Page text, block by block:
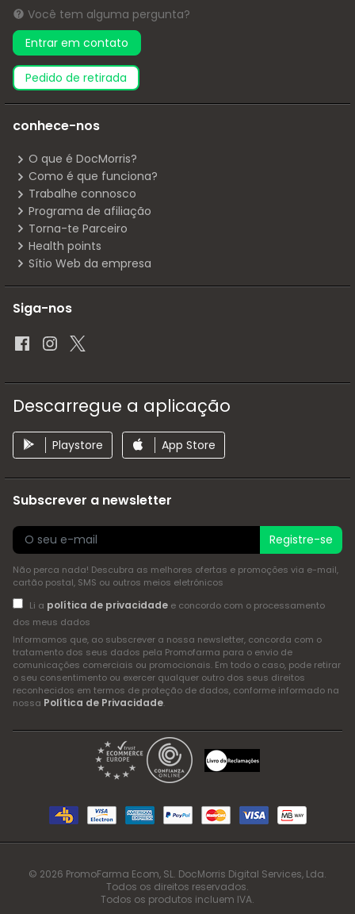
Você tem alguma pergunta?
Entrar em contato
pedido de retirada
conhece-nos
O que é DocMorris?
Como é que funciona?
Trabalhe connosco
Programa de afiliação
Torna-te Parceiro
Health points
Sítio Web da empresa
Siga-nos
Descarregue a aplicação
Playstore App Store
Subscrever a newsletter
Registre-se
Não perca nada! Descubra as melhores ofertas e promoções via e-mail,
cartão postal, SMS ou outros meios eletrónicos
Li a política de privacidadee concordo com o processamento
dos meus dados
Informamos que, ao subscrever a nossa newsletter, concorda com o
tratamento dos seus dados pela Promofarma para o envio de
comunicações comerciais ou promocionais. Em todo o caso, pode retirar
o seu consentimento ou exercer qualquer outro dos seus direitos
reconhecidos em termos de proteção de dados, conforme informado na
nossa Política de Privacidade.
© 2026 PromoFarma Ecom, SL. DocMorris Digital Services, Lda.
Todos os direitos reservados.
Todos os produtos incluem IVA.